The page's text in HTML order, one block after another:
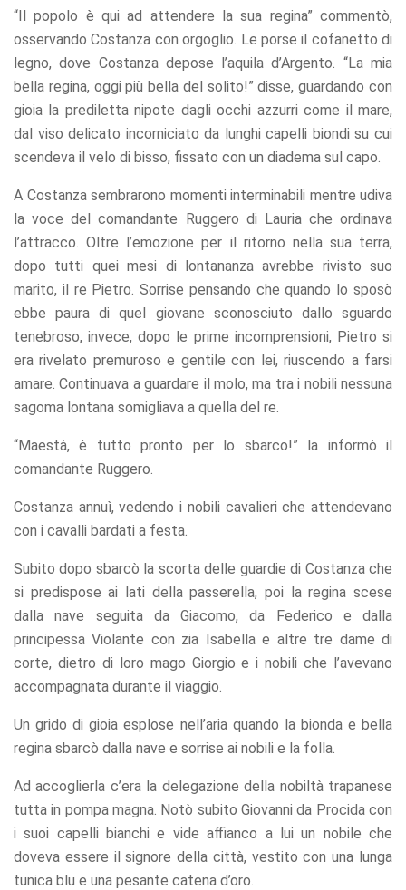
“Il popolo è qui ad attendere la sua regina” commentò,
osservando Costanza con orgoglio. Le porse il cofanetto di
legno, dove Costanza depose l’aquila d’Argento. “La mia
bella regina, oggi più bella del solito!” disse, guardando con
gioia la prediletta nipote dagli occhi azzurri come il mare,
dal viso delicato incorniciato da lunghi capelli biondi su cui
scendeva il velo di bisso, fissato con un diadema sul capo.
A Costanza sembrarono momenti interminabili mentre udiva
la voce del comandante Ruggero di Lauria che ordinava
l’attracco. Oltre l’emozione per il ritorno nella sua terra,
dopo tutti quei mesi di lontananza avrebbe rivisto suo
marito, il re Pietro. Sorrise pensando che quando lo sposò
ebbe paura di quel giovane sconosciuto dallo sguardo
tenebroso, invece, dopo le prime incomprensioni, Pietro si
era rivelato premuroso e gentile con lei, riuscendo a farsi
amare. Continuava a guardare il molo, ma tra i nobili nessuna
sagoma lontana somigliava a quella del re.
“Maestà, è tutto pronto per lo sbarco!” la informò il
comandante Ruggero.
Costanza annuì, vedendo i nobili cavalieri che attendevano
con i cavalli bardati a festa.
Subito dopo sbarcò la scorta delle guardie di Costanza che
si predispose ai lati della passerella, poi la regina scese
dalla nave seguita da Giacomo, da Federico e dalla
principessa Violante con zia Isabella e altre tre dame di
corte, dietro di loro mago Giorgio e i nobili che l’avevano
accompagnata durante il viaggio.
Un grido di gioia esplose nell’aria quando la bionda e bella
regina sbarcò dalla nave e sorrise ai nobili e la folla.
Ad accoglierla c’era la delegazione della nobiltà trapanese
tutta in pompa magna. Notò subito Giovanni da Procida con
i suoi capelli bianchi e vide affianco a lui un nobile che
doveva essere il signore della città, vestito con una lunga
tunica blu e una pesante catena d’oro.